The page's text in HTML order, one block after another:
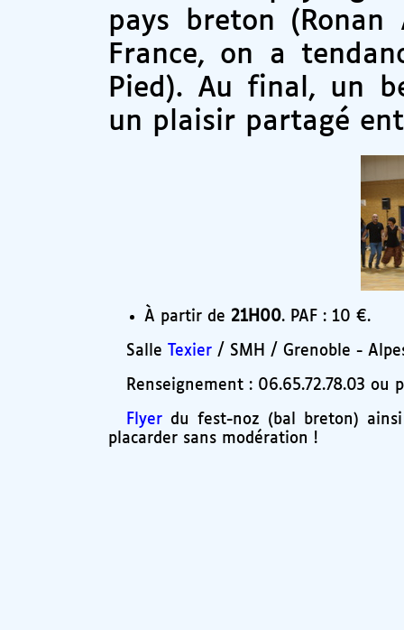
pays breton
France, on a
Pied). Au final, un
un plaisir partagé
À partir de 21H00. PAF : 10 €.
Salle Texier / SMH / Grenoble -
Renseignement : 06.65.72.78.03 ou
Flyer du fest-noz (bal breton)
placarder sans modération !